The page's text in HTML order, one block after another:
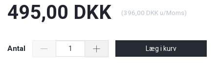
495,00 DKK (396,00 DKK u/Moms)
Antal Læg i kurv